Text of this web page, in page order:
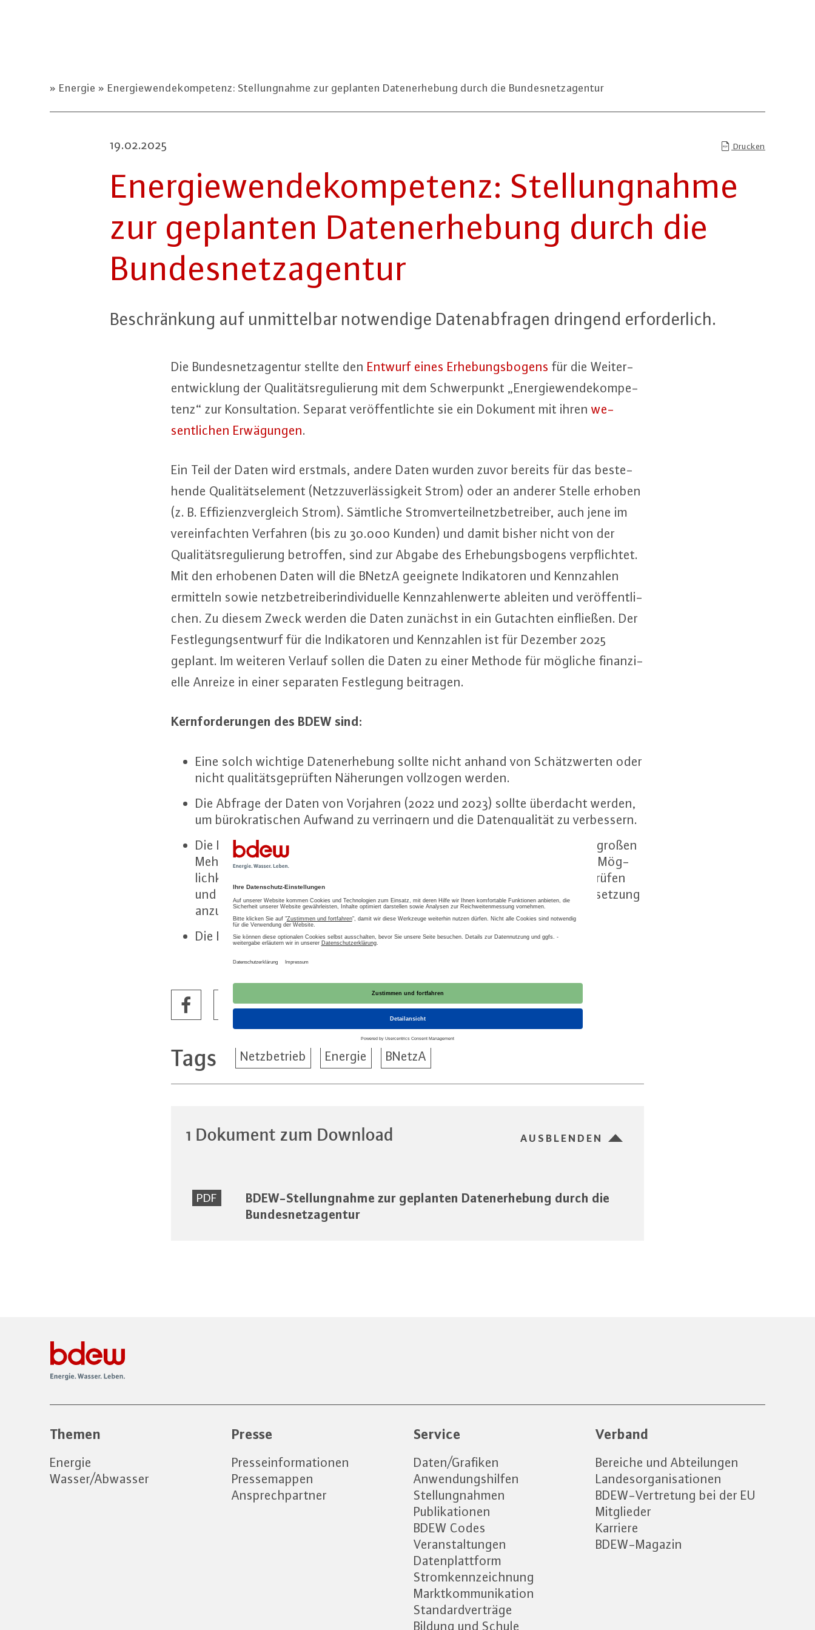
Energie Energiewendekompetenz: Stellungnahme zur geplanten Datenerhebung durch die Bundesnetzagentur
19.02.2025 Drucken
En­er­gie­wen­de­kom­pe­tenz: Stel­lung­nah­me
zur geplanten Da­ten­er­he­bung durch die
Bun­des­netz­agen­tur
Be­schrän­kung auf un­mit­tel­bar not­wen­di­ge Da­ten­ab­fra­gen dringend er­for­der­lich.
Die Bun­des­netz­agen­tur stellte den Entwurf eines Er­he­bungs­bo­gens für die Wei­ter­
ent­wick­lung der Qua­li­täts­re­gu­lie­rung mit dem Schwer­punkt „En­er­gie­wen­de­kom­pe­
tenz“ zur Kon­sul­ta­ti­on. Separat ver­öf­fent­lich­te sie ein Dokument mit ihren we­
sent­li­chen Er­wä­gun­gen.
Ein Teil der Daten wird erstmals, andere Daten wurden zuvor bereits für das be­ste­
hen­de Qua­li­täts­ele­ment (Netz­zu­ver­läs­sig­keit Strom) oder an anderer Stelle erhoben
(z. B. Ef­fi­zi­enz­ver­gleich Strom). Sämtliche Strom­ver­teil­netz­be­trei­ber, auch jene im
ver­ein­fach­ten Verfahren (bis zu 30.000 Kunden) und damit bisher nicht von der
Qua­li­täts­re­gu­lie­rung betroffen, sind zur Abgabe des Er­he­bungs­bo­gens ver­pflich­tet.
Mit den erhobenen Daten will die BNetzA geeignete In­di­ka­to­ren und Kenn­zah­len
ermitteln sowie netz­be­trei­ber­in­di­vi­du­el­le Kenn­zah­len­wer­te ableiten und ver­öf­fent­li­
chen. Zu diesem Zweck werden die Daten zunächst in ein Gutachten ein­flie­ßen. Der
Fest­le­gungs­ent­wurf für die In­di­ka­to­ren und Kenn­zah­len ist für Dezember 2025
geplant. Im weiteren Verlauf sollen die Daten zu einer Methode für mögliche fi­nan­zi­
el­le Anreize in einer separaten Fest­le­gung beitragen.
Kern­for­de­run­gen des BDEW sind:
Eine solch wichtige Da­ten­er­he­bung sollte nicht anhand von Schätz­wer­ten oder
nicht qua­li­täts­ge­prüf­ten Nä­he­run­gen vollzogen werden.
Die Abfrage der Daten von Vorjahren (2022 und 2023) sollte überdacht werden,
um bü­ro­kra­ti­schen Aufwand zu ver­rin­gern und die Da­ten­qua­li­tät zu ver­bes­sern.
Die Da­ten­er­he­bung sollte sich auf un­mit­tel­bar not­wen­di­ge Daten ohne großen
Mehr­auf­wand be­schrän­ken. Die Un­ter­neh­men und Verbände sollten die Mög­
lich­keit erhalten, die Ver­füg­bar­keit und Be­reit­stell­bar­keit der Daten zu prüfen
und zu­rück­zu­mel­den. Wir schlagen vor, die Da­ten­ab­fra­ge mit dieser Ziel­set­zung
an­zu­pas­sen.
Die BNetzA sollte mehr Zeit für die Da­ten­er­he­bung vorsehen.
Tags Netzbetrieb Energie BNetzA
1 Dokument zum Download AUSBLENDEN
PDF
BDEW-Stellungnahme zur geplanten Datenerhebung durch die
Bundesnetzagentur
Themen
Energie
Wasser/Abwasser
Presse
Presseinformationen
Pressemappen
Ansprechpartner
Service
Daten/Grafiken
Anwendungshilfen
Stellungnahmen
Publikationen
BDEW Codes
Veranstaltungen
Datenplattform
Stromkennzeichnung
Marktkommunikation
Standardverträge
Bildung und Schule
Verband
Bereiche und Abteilungen
Landesorganisationen
BDEW-Vertretung bei der EU
Mitglieder
Karriere
BDEW-Magazin